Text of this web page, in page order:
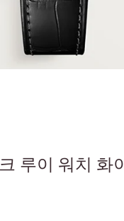
루이 워치 화